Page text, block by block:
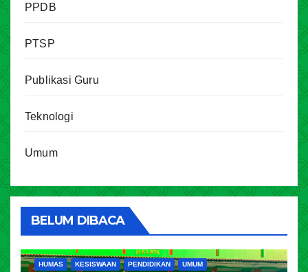
PPDB
PTSP
Publikasi Guru
Teknologi
Umum
BELUM DIBACA
HUMAS KESISWAAN PENDIDIKAN UMUM